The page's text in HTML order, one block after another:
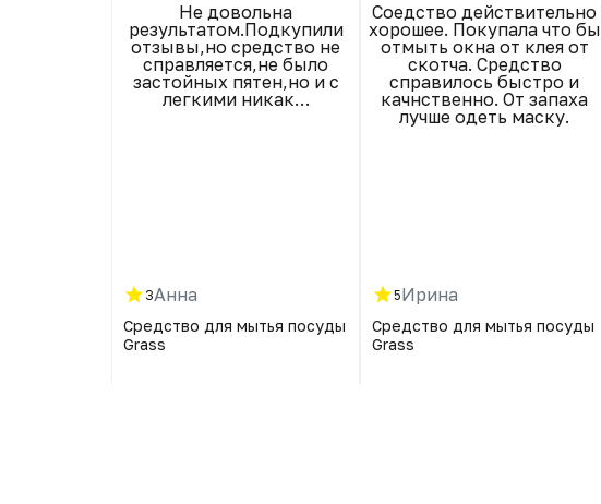
Не довольна
результатом.Подкупили
отзывы,но средство не
справляется,не было
застойных пятен,но и с
легкими никак…
3Анна
Средство для мытья посуды
Grass
Соедство действительно
хорошее. Покупала что бы
отмыть окна от клея от
скотча. Средство
справилось быстро и
качнственно. От запаха
лучше одеть маску.
5Ирина
Средство для мытья посуды
Grass